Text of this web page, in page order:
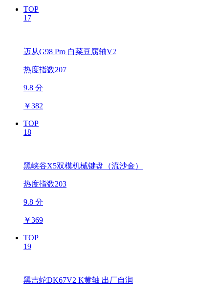
TOP
17
迈从G98 Pro 白菜豆腐轴V2
热度指数207
9.8 分
￥382
TOP
18
黑峡谷X5双模机械键盘（流沙金）
热度指数203
9.8 分
￥369
TOP
19
黑吉蛇DK67V2 K黄轴 出厂自润